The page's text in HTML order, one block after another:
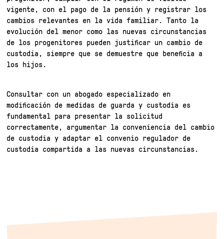
vigente, con el pago de la pensión y registrar los
cambios relevantes en la vida familiar. Tanto la
evolución del menor como las nuevas circunstancias
de los progenitores pueden justificar un cambio de
custodia, siempre que se demuestre que beneficia a
los hijos.
Consultar con un abogado especializado en
modificación de medidas de guarda y custodia es
fundamental para presentar la solicitud
correctamente, argumentar la conveniencia del cambio
de custodia y adaptar el convenio regulador de
custodia compartida a las nuevas circunstancias.